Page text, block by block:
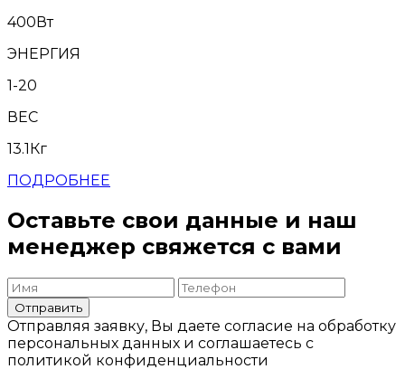
400Вт
ЭНЕРГИЯ
1-20
ВЕС
13.1Кг
ПОДРОБНЕЕ
Оставьте свои данные и наш
менеджер свяжется с вами
Отправить
Отправляя заявку, Вы даете согласие на обработку
персональных данных и соглашаетесь c
политикой конфиденциальности